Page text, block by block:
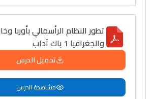
تطور النظام الرأسمالي بأوربا
والجغرافيا 1 باك آداب
تحميل الدرس
مشاهدة الدرس